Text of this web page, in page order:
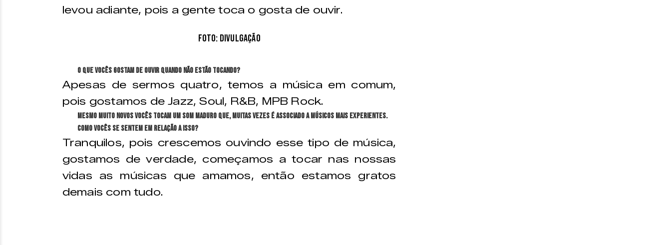
levou adiante, pois a gente toca o gosta de ouvir.
Foto: Divulgação
O que vocês gostam de ouvir quando não estão tocando?
Apesas de sermos quatro, temos a música em comum,
pois gostamos de Jazz, Soul, R&B, MPB Rock.
Mesmo muito novos vocês tocam um som maduro que, muitas vezes é associado a músicos mais experientes.
Como vocês se sentem em relação a isso?
Tranquilos, pois crescemos ouvindo esse tipo de música,
gostamos de verdade, começamos a tocar nas nossas
vidas as músicas que amamos, então estamos gratos
demais com tudo.